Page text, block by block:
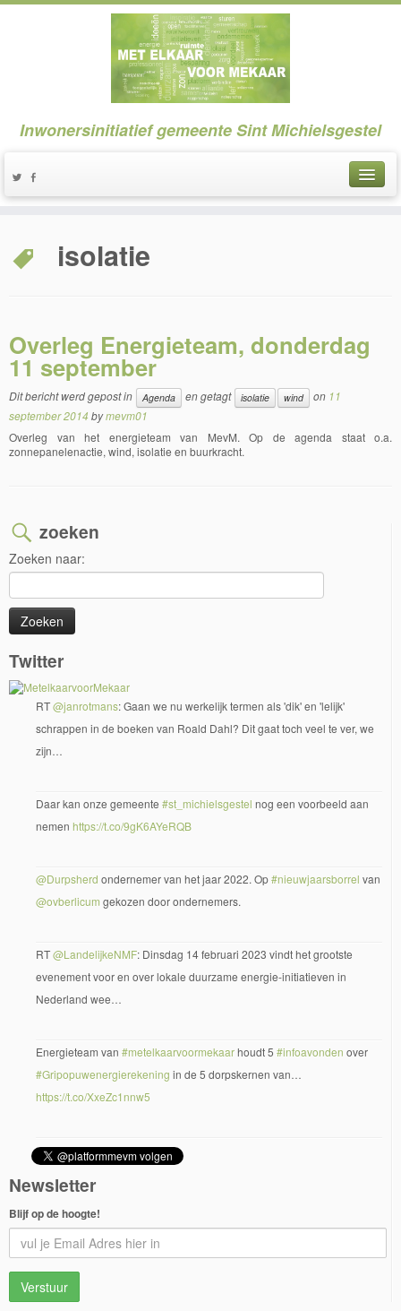
Inwonersinitiatief gemeente Sint Michielsgestel
isolatie
Overleg Energieteam, donderdag
11 september
Dit bericht werd gepost in Agenda en getagt isolatie wind on 11
september 2014 bymevm01
Overleg van het energieteam van MevM. Op de agenda staat o.a.
zonnepanelenactie, wind, isolatie en buurkracht.
zoeken
Zoeken naar:
Twitter
RT@janrotmans: Gaan we nu werkelijk termen als 'dik' en 'lelijk'
schrappen in de boeken van Roald Dahl? Dit gaat toch veel te ver, we
zijn…
Daar kan onze gemeente #st_michielsgestel nog een voorbeeld aan
nemen https://t.co/9gK6AYeRQB
@Durpsherd ondernemer van het jaar 2022. Op#nieuwjaarsborrel van
@ovberlicum gekozen door ondernemers.
RT@LandelijkeNMF: Dinsdag 14 februari 2023 vindt het grootste
evenement voor en over lokale duurzame energie-initiatieven in
Nederland wee…
Energieteam van #metelkaarvoormekaarhoudt 5 #infoavonden over
#Gripopuwenergierekening in de 5 dorpskernen van…
https://t.co/XxeZc1nnw5
Newsletter
Blijf op de hoogte!